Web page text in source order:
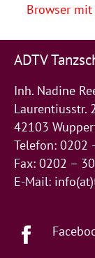
Browser
ADTV
Inh. Nadine
Laurentiusstr.
42103
Telefon: 0202
Fax: 0202 –
E-Mail: